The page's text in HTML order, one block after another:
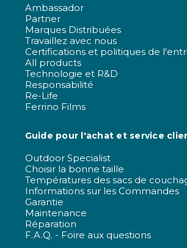
Ambassador
Partner
Marques Distribuées
Travaillez avec nous
Certifications et politiques de
All products
Technologie et R&D
Responsabilité
Re-Life
Ferrino Films
Guide pour l'achat et service
Outdoor Specialist
Choisir la bonne taille
Températures des sacs de
Informations sur les Commandes
Garantie
Maintenance
Réparation
F.A.Q. - Foire aux questions